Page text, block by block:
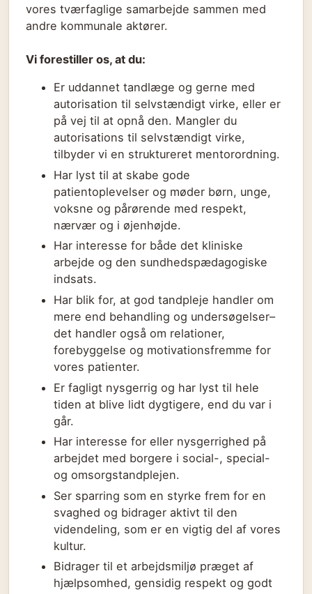
vores tværfaglige samarbejde sammen med
andre kommunale aktører.
Vi forestiller os, at du:
Er uddannet tandlæge og gerne med
autorisation til selvstændigt virke, eller er
på vej til at opnå den. Mangler du
autorisations til selvstændigt virke,
tilbyder vi en struktureret mentorordning.
Har lyst til at skabe gode
patientoplevelser og møder børn, unge,
voksne og pårørende med respekt,
nærvær og i øjenhøjde.
Har interesse for både det kliniske
arbejde og den sundhedspædagogiske
indsats.
Har blik for, at god tandpleje handler om
mere end behandling og undersøgelser–
det handler også om relationer,
forebyggelse og motivationsfremme for
vores patienter.
Er fagligt nysgerrig og har lyst til hele
tiden at blive lidt dygtigere, end du var i
går.
Har interesse for eller nysgerrighed på
arbejdet med borgere i social-, special-
og omsorgstandplejen.
Ser sparring som en styrke frem for en
svaghed og bidrager aktivt til den
videndeling, som er en vigtig del af vores
kultur.
Bidrager til et arbejdsmiljø præget af
hjælpsomhed, gensidig respekt og godt